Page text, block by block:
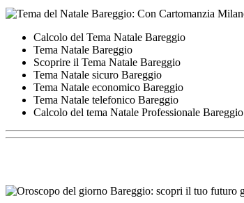
Calcolo del Tema Natale Bareggio
Tema Natale Bareggio
Scoprire il Tema Natale Bareggio
Tema Natale sicuro Bareggio
Tema Natale economico Bareggio
Tema Natale telefonico Bareggio
Calcolo del tema Natale Professionale Bareggio